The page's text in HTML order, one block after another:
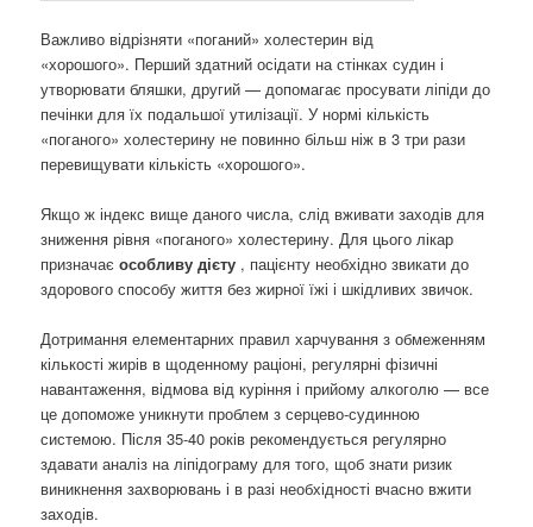
Важливо відрізняти «поганий» холестерин від
«хорошого». Перший здатний осідати на стінках судин і
утворювати бляшки, другий — допомагає просувати ліпіди до
печінки для їх подальшої утилізації. У нормі кількість
«поганого» холестерину не повинно більш ніж в 3 три рази
перевищувати кількість «хорошого».
Якщо ж індекс вище даного числа, слід вживати заходів для
зниження рівня «поганого» холестерину. Для цього лікар
призначаєособливу дієту , пацієнту необхідно звикати до
здорового способу життя без жирної їжі і шкідливих звичок.
Дотримання елементарних правил харчування з обмеженням
кількості жирів в щоденному раціоні, регулярні фізичні
навантаження, відмова від куріння і прийому алкоголю — все
це допоможе уникнути проблем з серцево-судинною
системою. Після 35-40 років рекомендується регулярно
здавати аналіз на ліпідограму для того, щоб знати ризик
виникнення захворювань і в разі необхідності вчасно вжити
заходів.